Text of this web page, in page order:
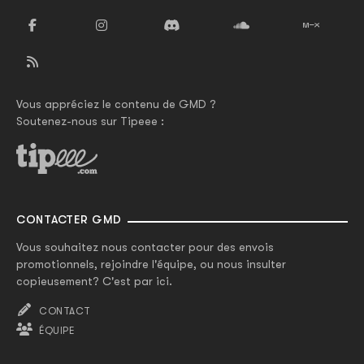
Vous appréciez le contenu de GMD ?
Soutenez-nous sur Tipeee :
CONTACTER GMD
Vous souhaitez nous contacter pour des envois
promotionnels, rejoindre l'équipe, ou nous insulter
copieusement? C'est par ici.
CONTACT
ÉQUIPE